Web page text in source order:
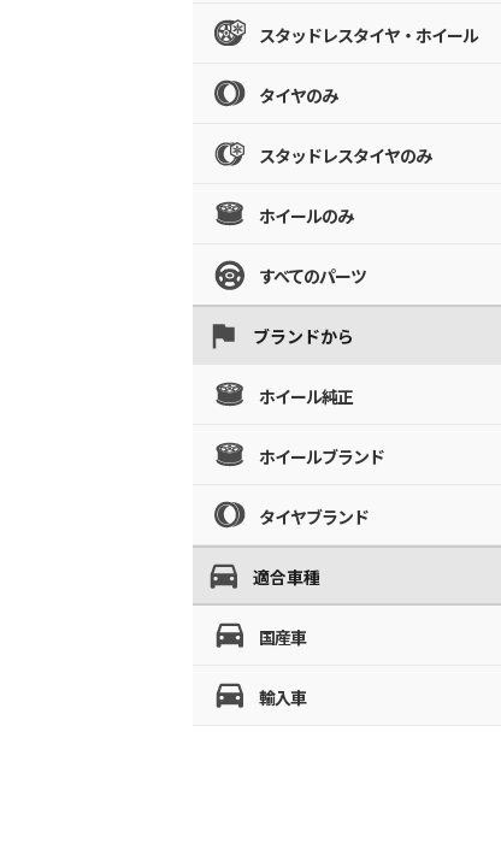
スタッドレスタイヤ・ホイール
タイヤのみ
スタッドレスタイヤのみ
ホイールのみ
すべてのパーツ
ブランドから
ホイール純正
ホイールブランド
タイヤブランド
適合車種
国産車
輸入車